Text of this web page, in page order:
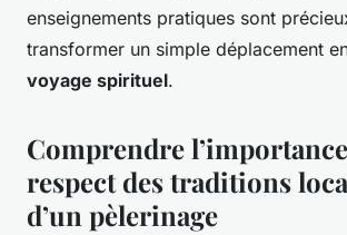
enseignements pratiques sont
transformer un simple déplacement
voyage spirituel.
Comprendre
respect des traditions
d’un pèlerinage